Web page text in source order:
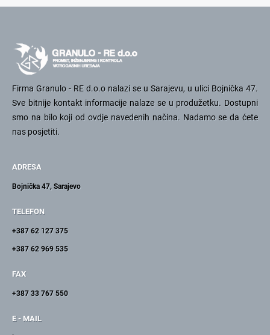
Firma Granulo - RE d.o.o nalazi se u Sarajevu, u ulici Bojnička 47.
Sve bitnije kontakt informacije nalaze se u produžetku. Dostupni
smo na bilo koji od ovdje navedenih načina. Nadamo se da ćete
nas posjetiti.
ADRESA
Bojnička 47, Sarajevo
TELEFON
+387 62 127 375
+387 62 969 535
FAX
+387 33 767 550
E - MAIL